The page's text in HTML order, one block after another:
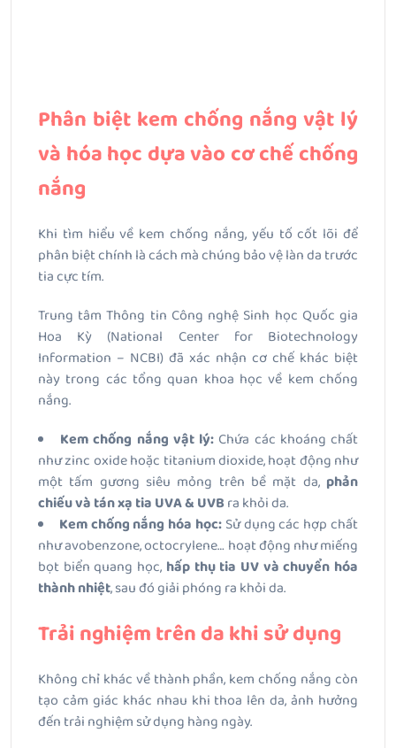
Phân biệt kem chống nắng vật lý
và hóa học dựa vào cơ chế chống
nắng
Khi tìm hiểu về kem chống nắng, yếu tố cốt lõi để
phân biệt chính là cách mà chúng bảo vệ làn da trước
tia cực tím.
Trung tâm Thông tin Công nghệ Sinh học Quốc gia
Hoa Kỳ (National Center for Biotechnology
Information – NCBI) đã xác nhận cơ chế khác biệt
này trong các tổng quan khoa học về kem chống
nắng.
Kem chống nắng vật lý: Chứa các khoáng chất
như zinc oxide hoặc titanium dioxide, hoạt động như
một tấm gương siêu mỏng trên bề mặt da,phản
chiếu và tán xạ tia UVA & UVB ra khỏi da.
Kem chống nắng hóa học: Sử dụng các hợp chất
như avobenzone, octocrylene… hoạt động như miếng
bọt biển quang học, hấp thụ tia UV và chuyển hóa
thành nhiệt, sau đó giải phóng ra khỏi da.
Trải nghiệm trên da khi sử dụng
Không chỉ khác về thành phần, kem chống nắng còn
tạo cảm giác khác nhau khi thoa lên da, ảnh hưởng
đến trải nghiệm sử dụng hàng ngày.